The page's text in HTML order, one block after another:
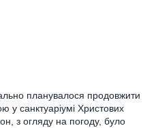
планувалося продовжити
у санктуаріумі Христових
з огляду на погоду, було